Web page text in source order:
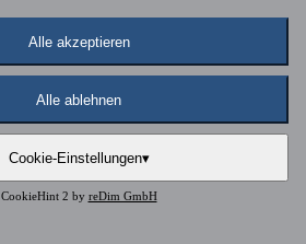
Alle akzeptieren
Alle ablehnen
Cookie-Einstellungen▾
CookieHint 2 by reDim GmbH